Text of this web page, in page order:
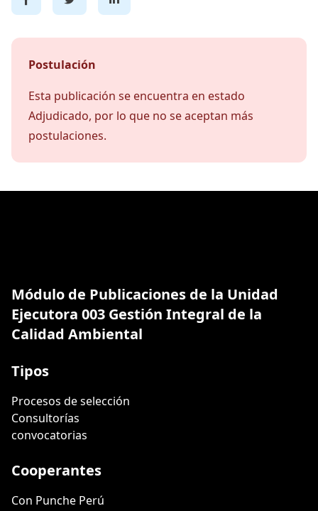
Postulación
Esta publicación se encuentra en estado
Adjudicado, por lo que no se aceptan más
postulaciones.
Módulo de Publicaciones de la Unidad
Ejecutora 003 Gestión Integral de la
Calidad Ambiental
Tipos
Procesos de selección
Consultorías
convocatorias
Cooperantes
Con Punche Perú